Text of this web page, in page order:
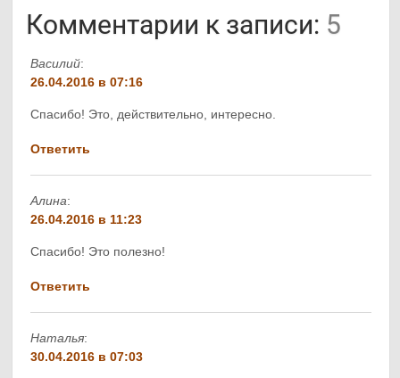
Комментарии к записи: 5
Василий:
26.04.2016 в 07:16
Спасибо! Это, действительно, интересно.
Ответить
Алина:
26.04.2016 в 11:23
Спасибо! Это полезно!
Ответить
Наталья:
30.04.2016 в 07:03